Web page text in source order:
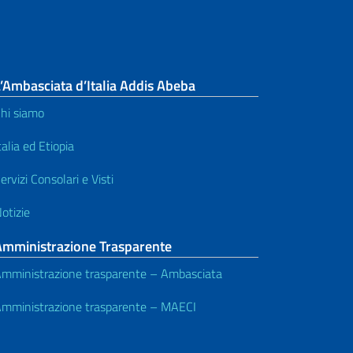
d’Italia Addis Abeba
siamo
ed Etiopia
Consolari e Visti
Trasparente
trasparente – Ambasciata
trasparente – MAECI